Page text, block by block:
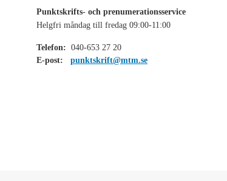
Punktskrifts- och prenumerationsservice
Helgfri måndag till fredag 09:00-11:00
Telefon: 040-653 27 20
E-post:
punktskrift@mtm.se